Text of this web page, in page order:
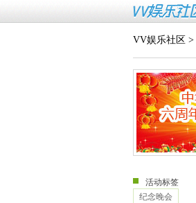
VV娱乐社区 >
活动标签
纪念晚会